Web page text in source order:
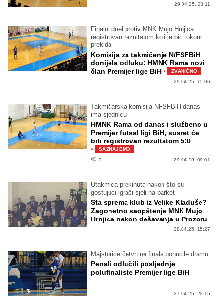
29.04.25. 23:11
Finalni duel protiv MNK Mujo Hrnjica
registrovan rezultatom koji je bio tokom
prekida
Komisija za takmičenje N/FSFBiH
donijela odluku: HMNK Rama novi
član Premijer lige BiH ·
ZVANIČNO
29.04.25. 15:06
Takmičarska komisija NFSFBiH danas
ima sjednicu
HMNK Rama od danas i službeno u
Premijer futsal ligi BiH, susret će
biti registrovan rezultatom 5:0
·
SAZNAJEMO
5
29.04.25. 09:01
Utakmica prekinuta nakon što su
gostujući igrači sjeli na parket
Šta sprema klub iz Velike Kladuše?
Zagonetno saopštenje MNK Mujo
Hrnjica nakon dešavanja u Prozoru
28.04.25. 15:27
Majstorice četvrtine finala ponudile dramu
Penali odlučili posljednje
polufinaliste Premijer lige BiH
27.04.25. 22:15